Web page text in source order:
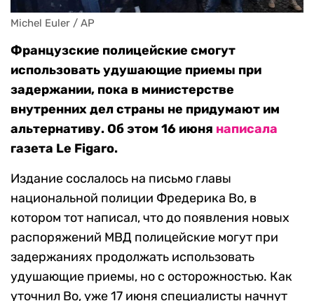
Michel Euler / AP
Французские полицейские смогут
использовать удушающие приемы при
задержании, пока в министерстве
внутренних дел страны не придумают им
альтернативу. Об этом 16 июня написала
газета Le Figaro.
Издание сослалось на письмо главы
национальной полиции Фредерика Во, в
котором тот написал, что до появления новых
распоряжений МВД полицейские могут при
задержаниях продолжать использовать
удушающие приемы, но с осторожностью. Как
уточнил Во, уже 17 июня специалисты начнут